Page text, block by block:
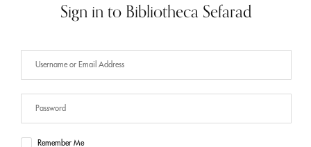
Sign in to Bibliotheca Sefarad
Remember Me